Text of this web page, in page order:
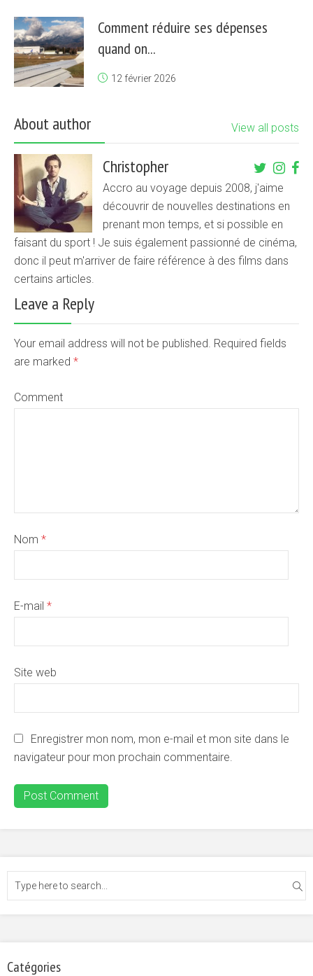
Comment réduire ses dépenses
quand on...
12 février 2026
About author View all posts
Christopher
Accro au voyage depuis 2008, j'aime
découvrir de nouvelles destinations en
prenant mon temps, et si possible en
faisant du sport ! Je suis également passionné de cinéma,
donc il peut m'arriver de faire référence à des films dans
certains articles.
Leave a Reply
Your email address will not be published. Required fields
are marked *
Comment
Nom *
E-mail *
Site web
Enregistrer mon nom, mon e-mail et mon site dans le
navigateur pour mon prochain commentaire.
Catégories